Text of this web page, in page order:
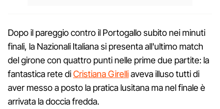
Dopo il pareggio contro il Portogallo subito nei minuti
finali, la Nazionali Italiana si presenta all'ultimo match
del girone con quattro punti nelle prime due partite: la
fantastica rete diCristiana Girelliaveva illuso tutti di
aver messo a posto la pratica lusitana ma nel finale è
arrivata la doccia fredda.